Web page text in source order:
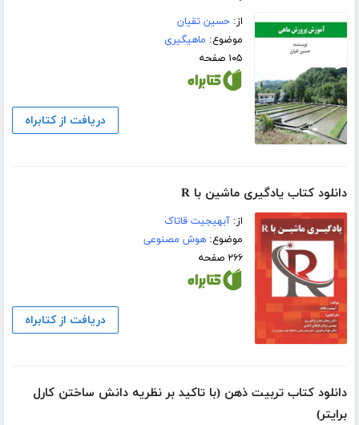
از:حسین تقیان
موضوع: ماهیگیری
۱۰۵ صفحه
دریافت از کتابراه
دانلود کتاب یادگیری ماشین با R
از:آبهیجیت قاتاک
موضوع:هوش مصنوعی
۲۶۶ صفحه
دریافت از کتابراه
دانلود کتاب تربیت ذهن (با تاکید بر نظریه دانش ساختن کارل
برایتر)